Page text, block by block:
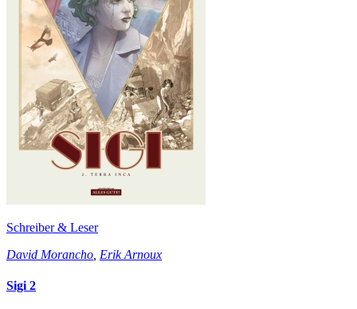
Schreiber & Leser
David Morancho Erik Arnoux
Sigi 2